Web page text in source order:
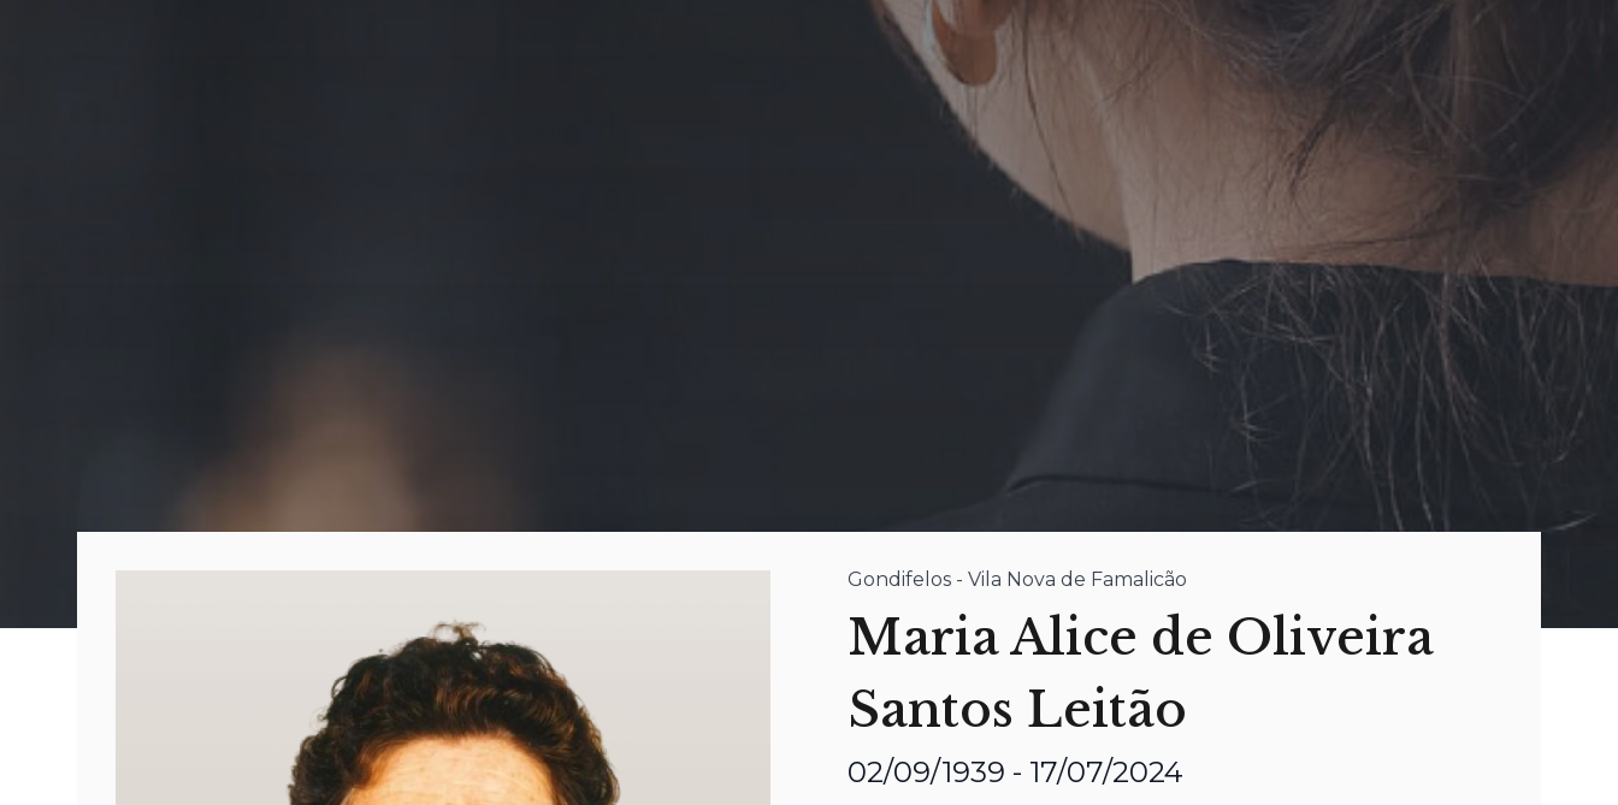
Gondifelos - Vila Nova de Famalicão
Maria Alice de Oliveira
Santos Leitão
02/09/1939 - 17/07/2024